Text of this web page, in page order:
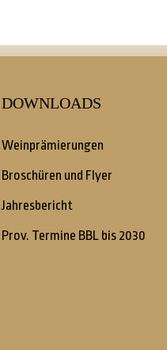
DOWNLOADS
Weinprämierungen
Broschüren und Flyer
Jahresbericht
Prov. Termine BBL bis 2030